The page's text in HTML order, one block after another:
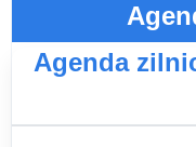
Agenda